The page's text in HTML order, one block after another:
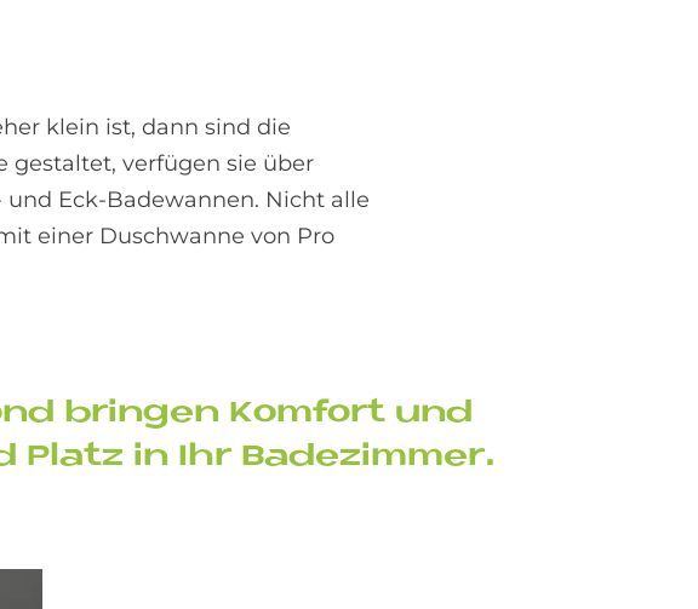
klein ist, dann sind die
gestaltet, verfügen sie über
Eck-Badewannen. Nicht alle
einer Duschwanne von Pro
brin­gen Kom­fort und
in Ihr Ba­de­zim­mer.